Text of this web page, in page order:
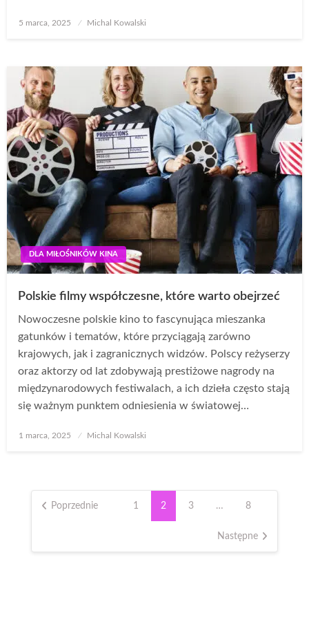
Opublikowane
5 marca, 2025 Michal Kowalski
DLA MIŁOŚNIKÓW KINA
Polskie filmy współczesne, które warto obejrzeć
Nowoczesne polskie kino to fascynująca mieszanka
gatunków i tematów, które przyciągają zarówno
krajowych, jak i zagranicznych widzów. Polscy reżyserzy
oraz aktorzy od lat zdobywają prestiżowe nagrody na
międzynarodowych festiwalach, a ich dzieła często stają
się ważnym punktem odniesienia w światowej…
Opublikowane
1 marca, 2025 Michal Kowalski
Stronicowanie
wpisów
Poprzednie 1 2 3 … 8
Następne